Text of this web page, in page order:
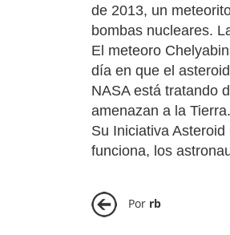
de 2013, un
bombas nucleares.
El meteoro
día en que el
NASA está tratando
amenazan a la Tierra.
Su Iniciativa
funciona, los
Por rb